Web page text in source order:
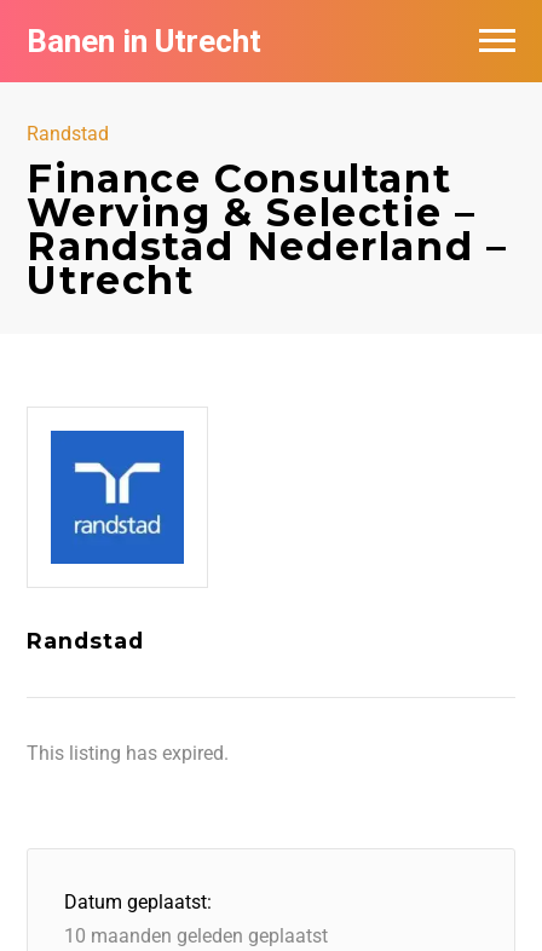
Banen in Utrecht
Randstad
Finance Consultant
Werving & Selectie –
Randstad Nederland –
Utrecht
Randstad
This listing has expired.
Datum geplaatst:
10 maanden geleden geplaatst
Vacatures per bedrijf in Utrecht